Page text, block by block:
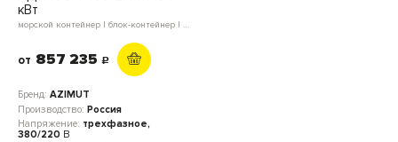
кВт
морской контейнер | блок-контейнер | в кожухе | открытое исполнение
от 857 235 c
Бренд: AZIMUT
Производство: Россия
Напряжение: трехфазное,
380/220 В